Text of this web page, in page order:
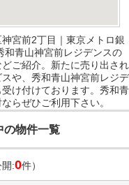
宮前2丁目｜東京メトロ銀
和青山神宮前レジデンスの
ご紹介。新たに売り出され
や、秀和青山神宮前レジデ
け付けております。秀和青
らぜひご利用下さい。
の物件一覧
:0件）